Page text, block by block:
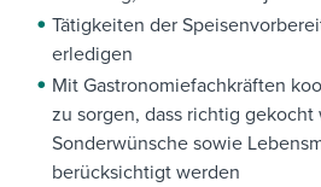
Tätigkeiten der
erledigen
Mit Gastronomiefachkräften
zu sorgen, dass richtig gekocht
Sonderwünsche sowie
berücksichtigt werden